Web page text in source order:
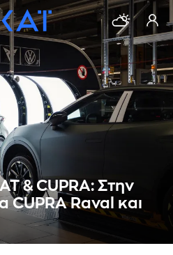
& CUPRA: Στην
CUPRA Raval και